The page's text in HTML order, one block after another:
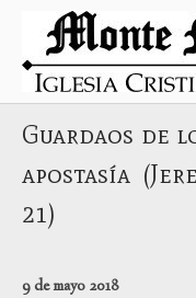
contenido
Inicio
Guardaos de
apostasía
21)
9 de mayo 2018